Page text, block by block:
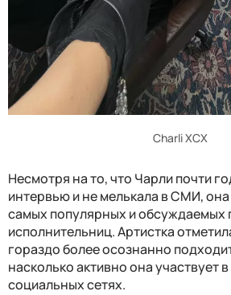
Charli XCX
Несмотря на то, что Чарли почти
интервью и не мелькала в СМИ,
самых популярных и обсуждаемых
исполнительниц. Артистка
гораздо более осознанно
насколько активно она участвует
социальных сетях.